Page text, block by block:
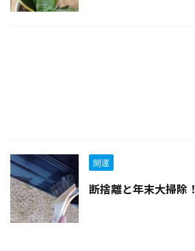
開運
断捨離と年末大掃除！